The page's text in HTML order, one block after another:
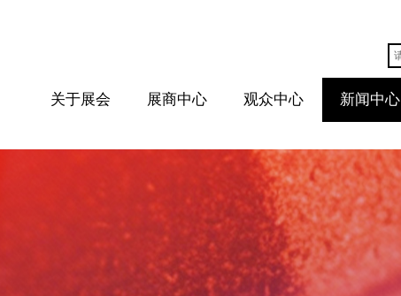
关于展会 展商中心 观众中心 新闻中心